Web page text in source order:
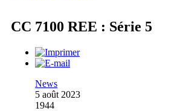
CC 7100 REE : Série 5
News
5 août 2023
1944